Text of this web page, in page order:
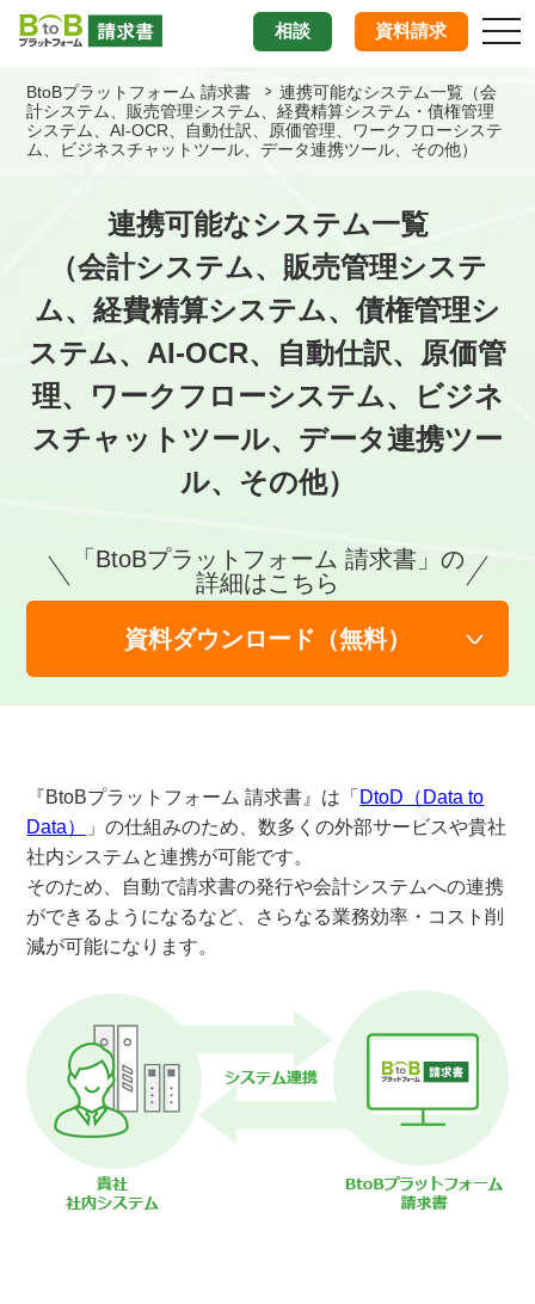
相談 資料請求
BtoBプラットフォーム 請求書
連携可能なシステム一覧（会
計システム、販売管理システム、経費精算システム・債権管理
システム、AI-OCR、自動仕訳、原価管理、ワークフローシステ
ム、ビジネスチャットツール、データ連携ツール、その他）
連携可能なシステム一覧
（会計システム、販売管理システ
ム、経費精算システム、債権管理シ
ステム、 AI-OCR、自動仕訳、原価管
理、ワークフローシステム、
ビジネ
スチャットツール、データ連携ツー
ル、その他）
「BtoBプラットフォーム 請求書」の
詳細はこちら
資料ダウンロード（無料）
『BtoBプラットフォーム 請求書』は「 DtoD（Data to
Data）
」の仕組みのため、数多くの外部サービスや貴社
社内システムと連携が可能です。
そのため、自動で請求書の発行や会計システムへの連携
ができるようになるなど、さらなる業務効率・コスト削
減が可能になります。